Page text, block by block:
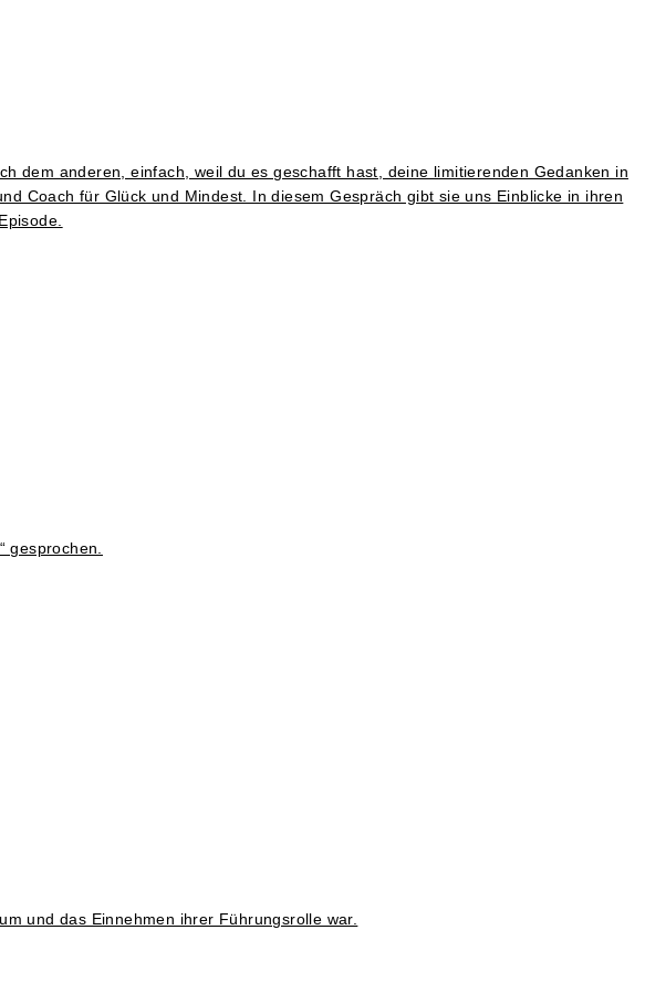
dem anderen, einfach, weil du es geschafft hast, deine limitierenden Gedanken in
Coach für Glück und Mindest. In diesem Gespräch gibt sie uns Einblicke in ihren
gesprochen.
und das Einnehmen ihrer Führungsrolle war.